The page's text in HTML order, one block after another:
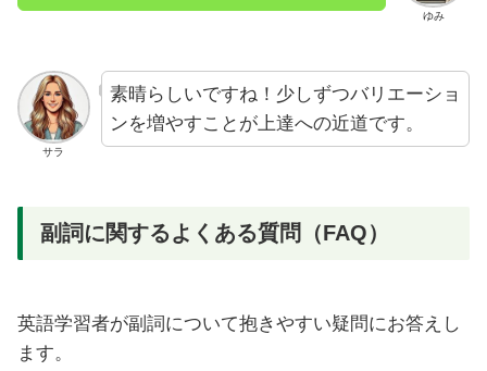
ゆみ
サラ
素晴らしいですね！少しずつバリエーショ
ンを増やすことが上達への近道です。
副詞に関するよくある質問（FAQ）
英語学習者が副詞について抱きやすい疑問にお答えし
ます。